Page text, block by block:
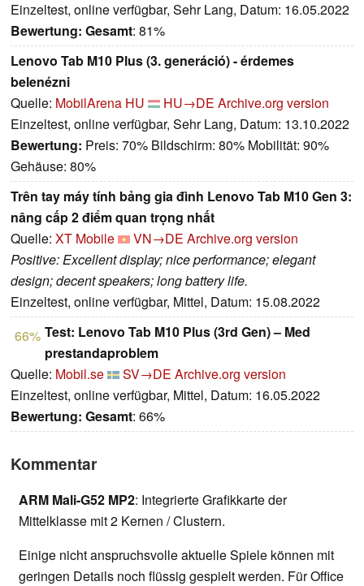
Einzeltest, online verfügbar, Sehr Lang, Datum: 16.05.2022
Bewertung: Gesamt: 81%
Lenovo Tab M10 Plus (3. generáció) - érdemes
belenézni
Quelle: MobilArena HU HU→DE Archive.org version
Einzeltest, online verfügbar, Sehr Lang, Datum: 13.10.2022
Bewertung: Preis: 70% Bildschirm: 80% Mobilität: 90%
Gehäuse: 80%
Trên tay máy tính bảng gia đình Lenovo Tab M10 Gen 3:
nâng cấp 2 điểm quan trọng nhất
Quelle: XT Mobile VN→DE Archive.org version
Positive: Excellent display; nice performance; elegant
design; decent speakers; long battery life.
Einzeltest, online verfügbar, Mittel, Datum: 15.08.2022
66% Test: Lenovo Tab M10 Plus (3rd Gen) – Med
prestandaproblem
Quelle: Mobil.se SV→DE Archive.org version
Einzeltest, online verfügbar, Mittel, Datum: 16.05.2022
Bewertung: Gesamt: 66%
Kommentar
ARM Mali-G52 MP2: Integrierte Grafikkarte der
Mittelklasse mit 2 Kernen / Clustern.
Einige nicht anspruchsvolle aktuelle Spiele können mit
geringen Details noch flüssig gespielt werden. Für Office